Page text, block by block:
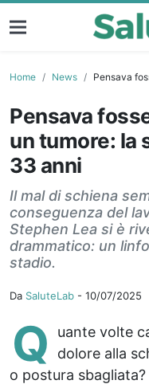
Home News Pensava fosse
Pensava
un tumore: la
33 anni
Il mal di schiena
conseguenza del
Stephen Lea si è
drammatico: un
stadio.
Da SaluteLab - 10/07/2025
Q
uante volte
dolore alla
o postura